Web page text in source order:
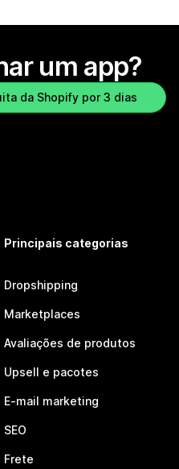
um app?
da Shopify por 3 dias
Principais categorias
Dropshipping
Marketplaces
Avaliações de produtos
Upsell e pacotes
E-mail marketing
SEO
Frete